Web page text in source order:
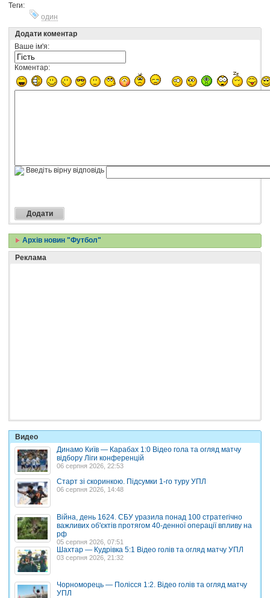
Теги:
один
Додати коментар
Ваше ім'я:
Коментар:
Введіть вірну відповідь
Архів новин "Футбол"
Реклама
Видео
Динамо Київ — Карабах 1:0 Відео гола та огляд матчу
відбору Ліги конференцій
06 серпня 2026, 22:53
Старт зі скоринкою. Підсумки 1-го туру УПЛ
06 серпня 2026, 14:48
Війна, день 1624. СБУ уразила понад 100 стратегічно
важливих об'єктів протягом 40-денної операції впливу на
рф
05 серпня 2026, 07:51
Шахтар — Кудрівка 5:1 Відео голів та огляд матчу УПЛ
03 серпня 2026, 21:32
Чорноморець — Полісся 1:2. Відео голів та огляд матчу
УПЛ